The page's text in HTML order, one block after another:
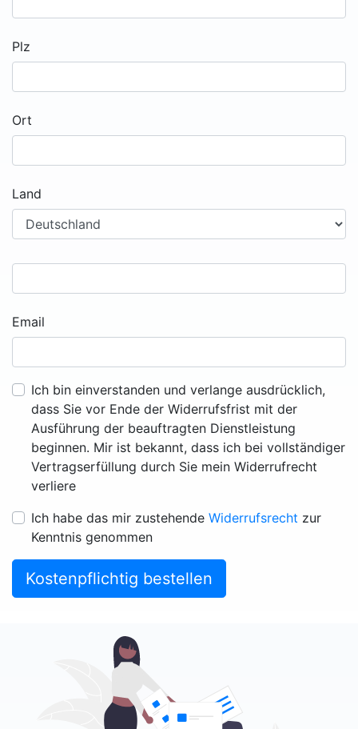
Plz
Ort
Land
Email
Ich bin einverstanden und verlange ausdrücklich,
dass Sie vor Ende der Widerrufsfrist mit der
Ausführung der beauftragten Dienstleistung
beginnen. Mir ist bekannt, dass ich bei vollständiger
Vertragserfüllung durch Sie mein Widerrufrecht
verliere
Ich habe das mir zustehende Widerrufsrecht zur
Kenntnis genommen
Kostenpflichtig bestellen